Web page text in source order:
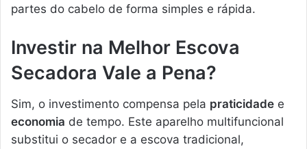
partes do cabelo de forma simples e rápida.
Investir na Melhor Escova
Secadora Vale a Pena?
Sim, o investimento compensa pela praticidade e
economia de tempo. Este aparelho multifuncional
substitui o secador e a escova tradicional,